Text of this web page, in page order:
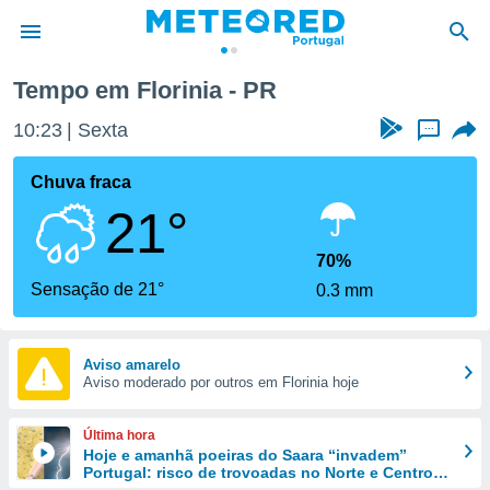
da
foi
fornecidas
a este
das
e
forma
digital
Tempo em Florinia - PR
10:23 Sexta ...
Chuva fraca
21°
Sensação de 21°
70%
0.3 mm
Aviso amarelo
Aviso moderado por outros em Florinia hoje
Última hora
Hoje e amanhã poeiras do Saara “invadem”
Portugal: risco de trovoadas no Norte e Centro